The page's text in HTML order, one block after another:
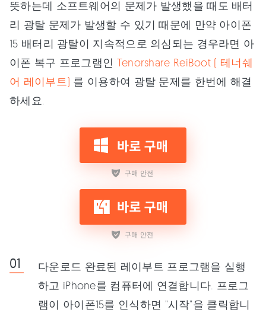
뜻하는데 소프트웨어의 문제가 발생했을 때도 배터
리 광탈 문제가 발생할 수 있기 때문에 만약 아이폰
15 배터리 광탈이 지속적으로 의심되는 경우라면 아
이폰 복구 프로그램인 Tenorshare ReiBoot ( 테너쉐
어 레이부트) 를 이용하여 광탈 문제를 한번에 해결
하세요.
다운로드 완료된 레이부트 프로그램을 실행
하고 iPhone를 컴퓨터에 연결합니다. 프로그
램이 아이폰15를 인식하면 "시작"을 클릭합니